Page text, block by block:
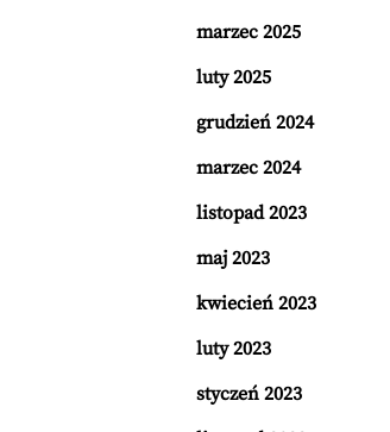
marzec 2025
luty 2025
grudzień 2024
marzec 2024
listopad 2023
maj 2023
kwiecień 2023
luty 2023
styczeń 2023